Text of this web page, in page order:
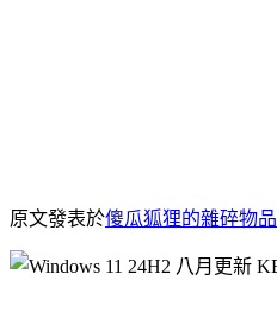
原文發表於傻瓜狐狸的雜碎物品